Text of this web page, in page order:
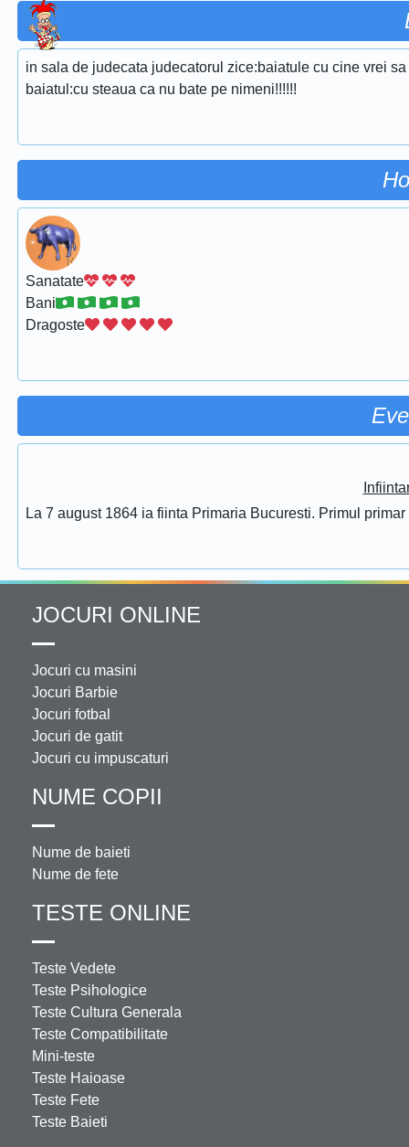
in sala de judecata judecatorul zice:baiatule cu cine vrei
baiatul:cu steaua ca nu bate pe nimeni!!!!!!
Sanatate
Bani
Dragoste
La 7 august 1864 ia fiinta Primaria Bucuresti. Primul
JOCURI ONLINE
Jocuri cu masini
Jocuri Barbie
Jocuri fotbal
Jocuri de gatit
Jocuri cu impuscaturi
NUME COPII
Nume de baieti
Nume de fete
TESTE ONLINE
Teste Vedete
Teste Psihologice
Teste Cultura Generala
Teste Compatibilitate
Mini-teste
Teste Haioase
Teste Fete
Teste Baieti